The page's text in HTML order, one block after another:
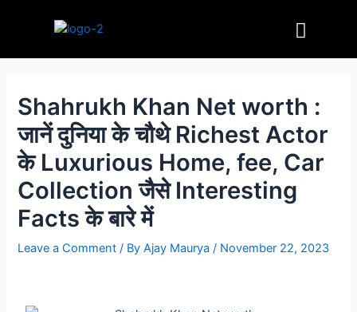
Menu
Shahrukh Khan Net worth :
जानें दुनिया के चौथे Richest Actor
के Luxurious Home, fee, Car
Collection जैसे Interesting
Facts के बारे में
Leave a Comment / ByAjay Maurya/ November 22, 2023
navigation